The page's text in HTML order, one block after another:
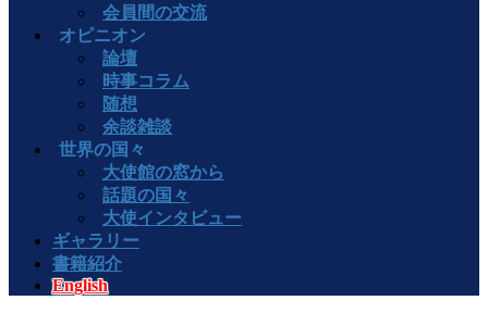
会員間の交流
オピニオン
論壇
時事コラム
随想
余談雑談
世界の国々
大使館の窓から
話題の国々
大使インタビュー
ギャラリー
書籍紹介
English